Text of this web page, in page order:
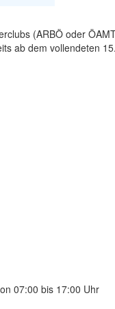
(ARBÖ oder
ab dem vollendeten
07:00 bis 17:00 Uhr